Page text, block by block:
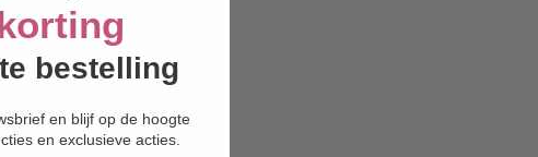
bestelling
en blijf op de hoogte
en exclusieve acties.